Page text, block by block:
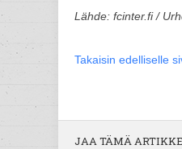
Lähde: fcinter.fi /
Takaisin edelliselle
JAA TÄMÄ